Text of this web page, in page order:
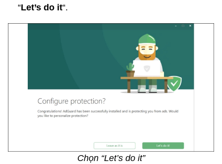
“Let’s do it“.
Chọn “Let’s do it”